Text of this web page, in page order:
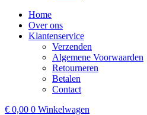
Home
Over ons
Klantenservice
Verzenden
Algemene Voorwaarden
Retourneren
Betalen
Contact
€ 0,00 0 Winkelwagen